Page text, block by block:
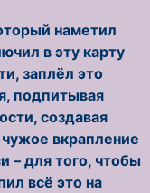
наметил
в эту карту
заплёл это
подпитывая
создавая
вкрапление
– для того, чтобы
всё это на